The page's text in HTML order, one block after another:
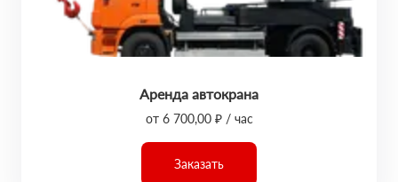
Аренда автокрана
от 6 700,00 ₽ / час
Заказать